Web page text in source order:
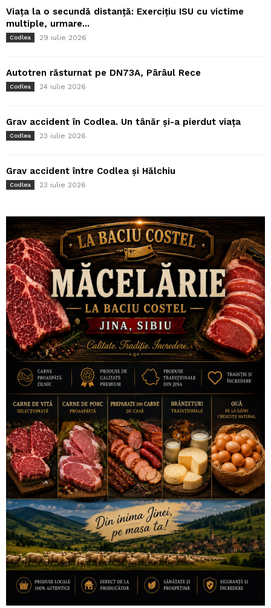
Viața la o secundă distanță: Exercițiu ISU cu victime
multiple, urmare...
Codlea 29 iulie 2026
Autotren răsturnat pe DN73A, Pârâul Rece
Codlea 24 iulie 2026
Grav accident în Codlea. Un tânăr și-a pierdut viața
Codlea 23 iulie 2026
Grav accident între Codlea și Hălchiu
Codlea 23 iulie 2026